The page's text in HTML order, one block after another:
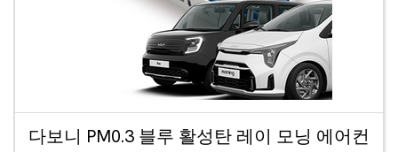
다보니 PM0.3 블루 활성탄 레이 모닝 에어컨